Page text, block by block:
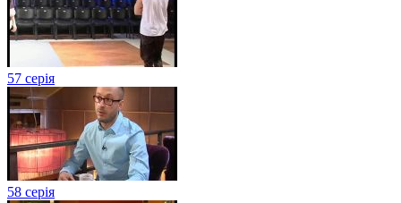
57 серія
58 серія